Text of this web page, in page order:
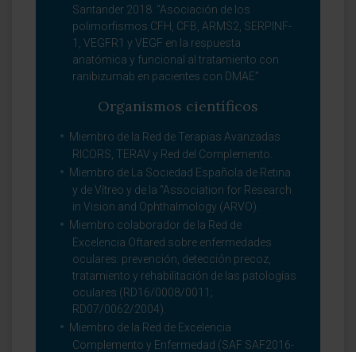
Santander 2018. “Asociación de los
polimorfismos CFH, CFB, ARMS2, SERPINF-
1, VEGFR1 y VEGF en la respuesta
anatómica y funcional al tratamiento con
ranibizumab en pacientes con DMAE”
Organismos científicos
Miembro de la Red de Terapias Avanzadas
RICORS, TERAV y Red del Complemento.
Miembro de La Sociedad Española de Retina
y de Vítreo y de la “Association for Research
in Vision and Ophthalmology (ARVO).
Miembro colaborador de la Red de
Excelencia Oftared sobre enfermedades
oculares: prevención, detección precoz,
tratamiento y rehabilitación de las patologías
oculares (RD16/0008/0011;
RD07/0062/2004).
Miembro de la Red de Excelencia
Complemento y Enfermedad (SAF SAF2016-